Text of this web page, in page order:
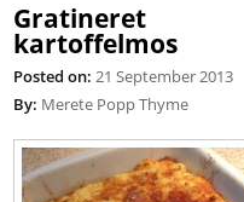
Gratineret
kartoffelmos
Posted on: 21 September 2013
By: Merete Popp Thyme